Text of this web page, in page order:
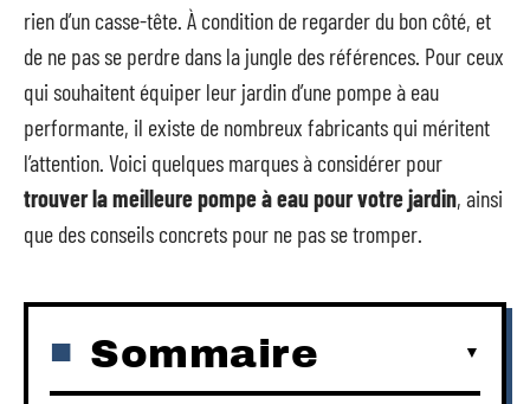
rien d’un casse-tête. À condition de regarder du bon côté, et
de ne pas se perdre dans la jungle des références. Pour ceux
qui souhaitent équiper leur jardin d’une pompe à eau
performante, il existe de nombreux fabricants qui méritent
l’attention. Voici quelques marques à considérer pour
trouver la meilleure pompe à eau pour votre jardin, ainsi
que des conseils concrets pour ne pas se tromper.
Sommaire